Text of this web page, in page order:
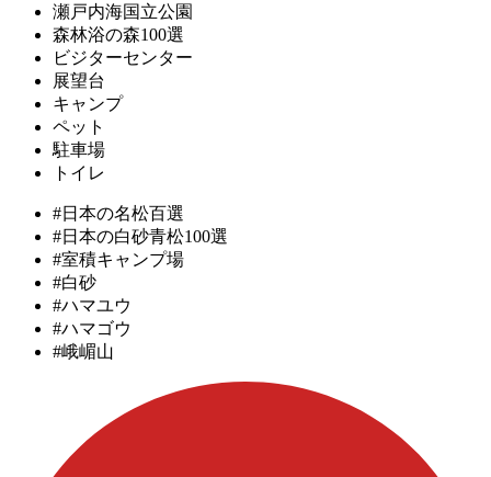
瀬戸内海国立公園
森林浴の森100選
ビジターセンター
展望台
キャンプ
ペット
駐車場
トイレ
#日本の名松百選
#日本の白砂青松100選
#室積キャンプ場
#白砂
#ハマユウ
#ハマゴウ
#峨嵋山